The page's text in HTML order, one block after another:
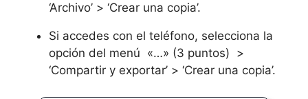
‘Archivo’ > ‘Crear una copia’.
Si accedes con el teléfono, selecciona la
opción del menú «…» (3 puntos) >
‘Compartir y exportar’ > ‘Crear una copia’.